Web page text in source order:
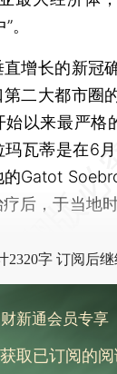
。
长的新冠
二大都市圈
以来最严格
玛瓦蒂是在6
Gatot
后，于当地
2320字 订阅后
财新通会员专享
取已订阅的阅